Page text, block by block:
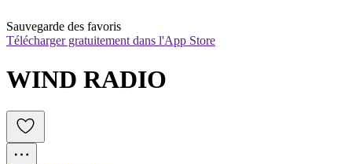
Sauvegarde des favoris
Télécharger gratuitement dans l'App Store
WIND RADIO